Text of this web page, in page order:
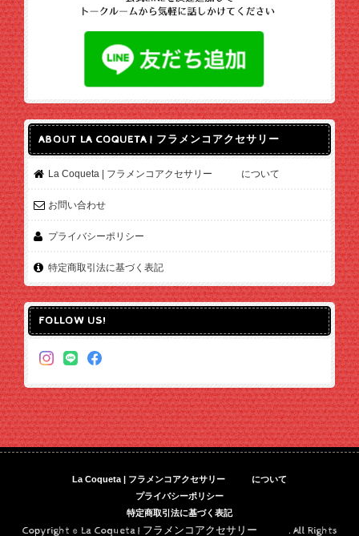
ABOUT LA COQUETA | フラメンコアクセサリー
La Coqueta | フラメンコアクセサリー について
お問い合わせ
プライバシーポリシー
特定商取引法に基づく表記
FOLLOW US!
La Coqueta | フラメンコアクセサリー について
プライバシーポリシー
特定商取引法に基づく表記
Copyright © La Coqueta | フラメンコアクセサリー . All Rights